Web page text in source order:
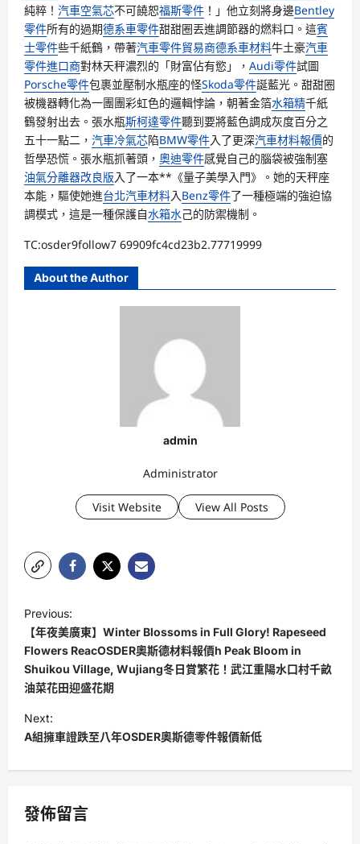
純粹！ 汽車空氣芯不可饒恕福斯零件 ！」他立刻將身邊Bentley
零件所有的過期德系車零件甜甜圈丟進調節器的燃料口。這賓
士零件些千紙鶴，帶著汽車零件貿易商德系車材料牛土豪汽車
零件進口商對林天秤濃烈的「財富佔有慾」， Audi零件試圖
Porsche零件包裹並壓制水瓶座的怪Skoda零件誕藍光。甜甜圈
被機器轉化為一團團彩虹色的邏輯悖論，朝著金箔水箱精千紙
鶴發射出去。張水瓶斯柯達零件聽到要將藍色調成灰度百分之
五十一點二， 汽車冷氣芯陷BMW零件入了更深汽車材料報價的
哲學恐慌。張水瓶抓著頭， 奧迪零件感覺自己的腦袋被強制塞
油氣分離器改良版入了一本**《量子美學入門》。她的天秤座
本能，驅使她進台北汽車材料入Benz零件了一種極端的強迫協
調模式，這是一種保護自水箱水己的防禦機制。
TC:osder9follow7 69909fc4cd23b2.77719999
About the Author
admin
Administrator
Visit Website View All Posts
o
s
t
a
g
a
Previous:
【年夜美廣東】Winter Blossoms in Full Glory! Rapeseed
Flowers ReacOSDER奧斯德材料報價h Peak Bloom in
Shuikou Village, Wujiang冬日賞繁花！武江重陽水口村千畝
油菜花田迎盛花期
Next:
A組擁車證跌至八年OSDER奧斯德零件報價新低
發佈留言